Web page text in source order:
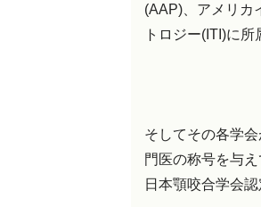
(AAP)、アメリカ
トロジー(ITI)に所
そしてその各学
門医の称号を与
日本顎咬合学会